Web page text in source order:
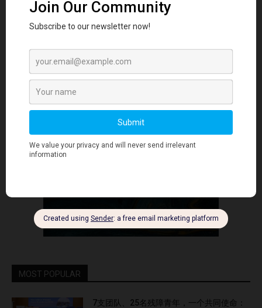
MOST POPULAR
7支团队、25名残障青年，一个共同使命：